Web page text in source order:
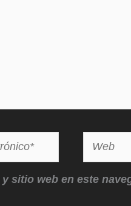
Web
sitio web en este